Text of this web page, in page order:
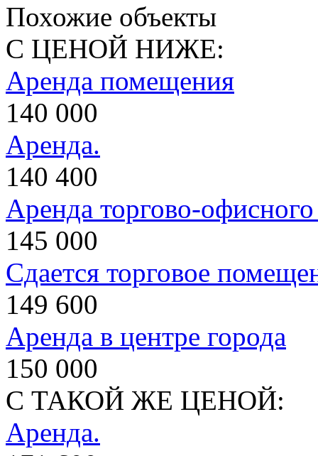
Похожие объекты
С ЦЕНОЙ НИЖЕ:
Аренда помещения
140 000
Аренда.
140 400
Аренда торгово-
145 000
Сдается торговое
149 600
Аренда в центре города
150 000
С ТАКОЙ ЖЕ ЦЕНОЙ:
Аренда.